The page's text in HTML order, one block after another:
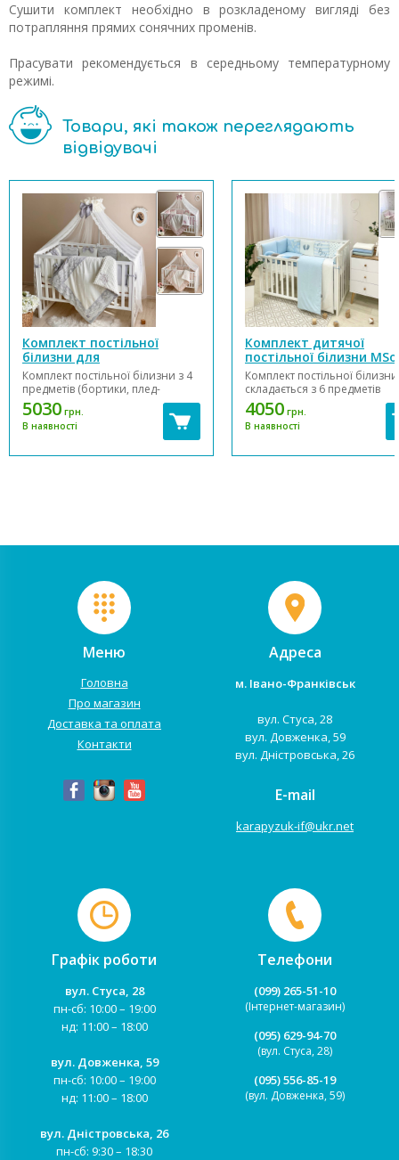
Сушити комплект необхідно в розкладеному вигляді без
потрапляння прямих сонячних променів.
Прасувати рекомендується в середньому температурному
режимі.
Товари, які також переглядають
відвідувачі
Комплект постільної
білизни для
новонародженого MSonya
Колекція №1 Classic
Комплект постільної білизни з 4
предметів (бортики, плед-
конверт з ковдрою(сатин/Minky/
вишивка/мереживо), бантик,
простирадло). Тримач для
балдахіна не входить в склад
комплекта, його можна
5030 грн.
В наявності
Комплект дитячої
постільної білизни
Art Design Геометрія
Комплект постільної білизни
складається з 6 предметів
(бортики, ковдра, подушка,
підковдра, наволочка,
простирадло), 100% хлопок.
простирадло, пошиті з
4050 грн.
В наявності
Меню
Головна
Про магазин
Доставка та оплата
Контакти
Адреса
м. Івано-Франківськ
вул. Стуса, 28
вул. Довженка, 59
вул. Дністровська, 26
E-mail
karapyzuk-if@ukr.net
Графік роботи
вул. Стуса, 28
пн-сб: 10:00 – 19:00
нд: 11:00 – 18:00
вул. Довженка, 59
пн-сб: 10:00 – 19:00
нд: 11:00 – 18:00
вул. Дністровська, 26
пн-сб: 9:30 – 18:30
Телефони
(099) 265-51-10
(Інтернет-магазин)
(095) 629-94-70
(вул. Стуса, 28)
(095) 556-85-19
(вул. Довженка, 59)